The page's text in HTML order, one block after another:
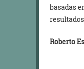
basadas
Roberto